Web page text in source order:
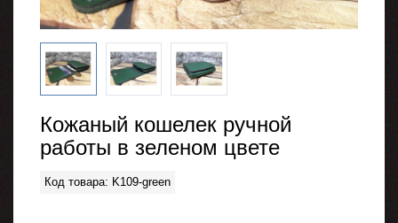
Кожаный кошелек ручной
работы в зеленом цвете
Код товара: K109-green